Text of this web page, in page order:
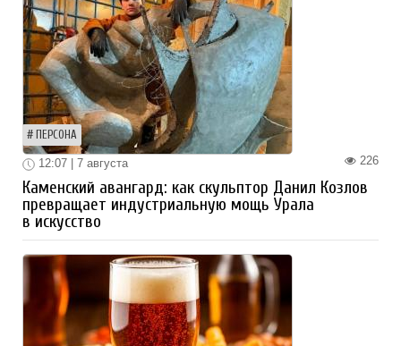
ПЕРСОНА
226
12:07 | 7 августа
Каменский авангард: как скульптор Данил Козлов
превращает индустриальную мощь Урала
в искусство